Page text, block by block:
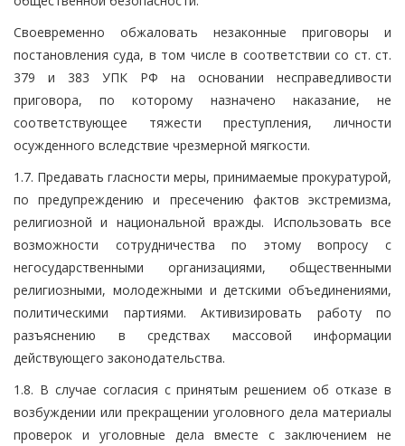
Своевременно обжаловать незаконные приговоры и
постановления суда, в том числе в соответствии со ст. ст.
379 и 383 УПК РФ на основании несправедливости
приговора, по которому назначено наказание, не
соответствующее тяжести преступления, личности
осужденного вследствие чрезмерной мягкости.
1.7. Предавать гласности меры, принимаемые прокуратурой,
по предупреждению и пресечению фактов экстремизма,
религиозной и национальной вражды. Использовать все
возможности сотрудничества по этому вопросу с
негосударственными организациями, общественными
религиозными, молодежными и детскими объединениями,
политическими партиями. Активизировать работу по
разъяснению в средствах массовой информации
действующего законодательства.
1.8. В случае согласия с принятым решением об отказе в
возбуждении или прекращении уголовного дела материалы
проверок и уголовные дела вместе с заключением не